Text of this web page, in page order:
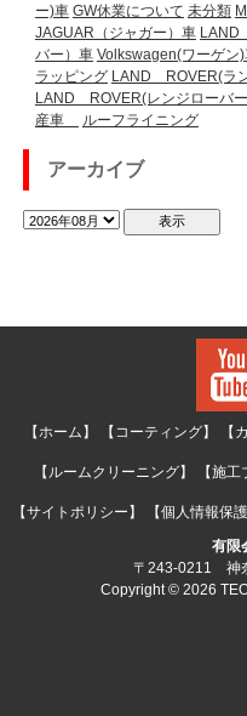
ー)車 GW休業について 未分類
JAGUAR（ジャガー）車 LAND
バー）車 Volkswagen(ワーゲン)
ラッピング LAND ROVER(ラ
LAND ROVER(レンジローバ
産車
ルーフライニング
アーカイブ
【ホーム】 【コーティング】 【
【ルームクリーニング】 【施工
【サイトポリシー】 【個人情報保
有限
〒243-0211 神
Copyright © 2026